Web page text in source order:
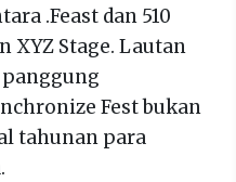
.Feast dan 510
XYZ Stage. Lautan
Fest bukan
tahunan para